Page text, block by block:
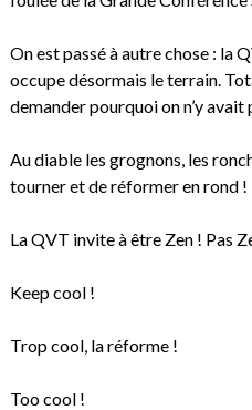
On est passé à autre chose : la
occupe désormais le terrain.
demander pourquoi on n’y avait
Au diable les grognons, les
tourner et de réformer en rond !
La QVT invite à être Zen ! Pas
Keep cool !
Trop cool, la réforme !
Too cool !